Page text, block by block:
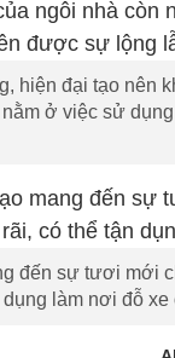
hiện đại tạo nên
ở việc sử
đến sự tươi mới
làm nơi đỗ xe